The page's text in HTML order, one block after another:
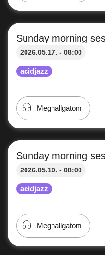
2026.05.31. - 08:00
acidjazz
Meghallgatom